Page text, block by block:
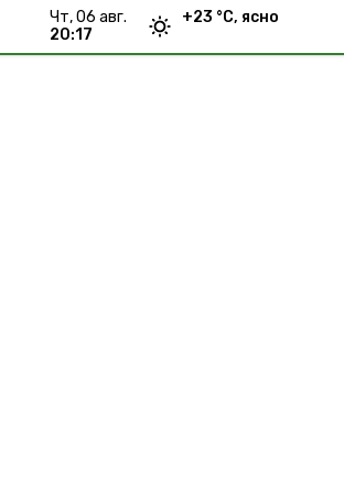
чт, 06 авг.
20:17
+23 °С, ясно